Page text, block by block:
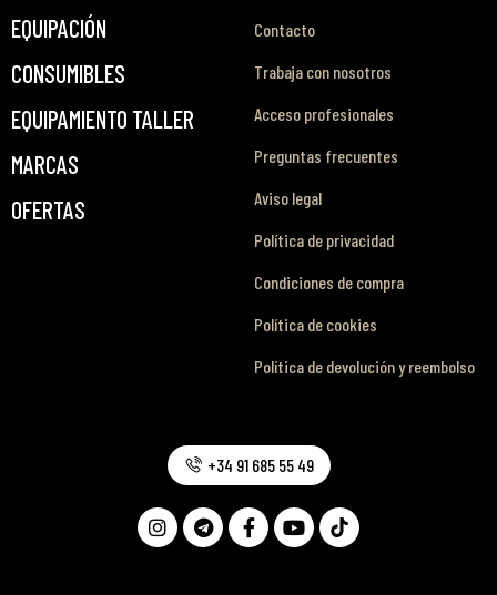
EQUIPACIÓN
CONSUMIBLES
EQUIPAMIENTO TALLER
MARCAS
OFERTAS
Contacto
Trabaja con nosotros
Acceso profesionales
Preguntas frecuentes
Aviso legal
Política de privacidad
Condiciones de compra
Política de cookies
Política de devolución y reembolso
+34 91 685 55 49